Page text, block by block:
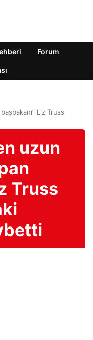
Forum
Liz Truss
uzun
Truss